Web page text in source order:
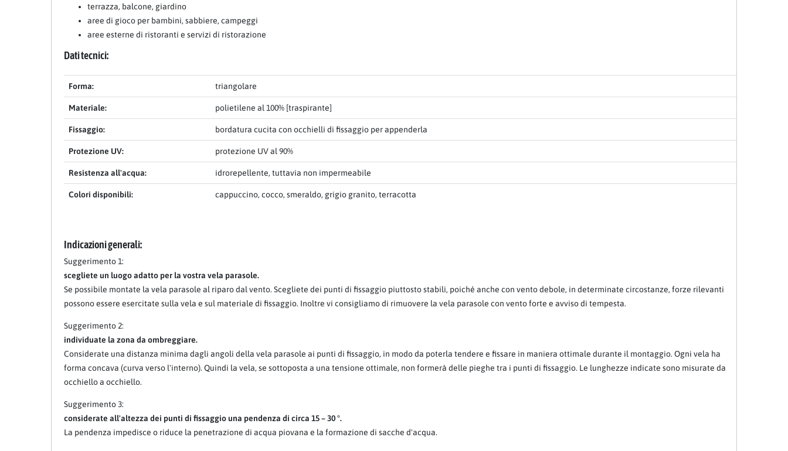
Item 1 of 14
terrazza, balcone, giardino
aree di gioco per bambini, sabbiere, campeggi
aree esterne di ristoranti e servizi di ristorazione
Dati tecnici:
Forma: triangolare
Materiale: polietilene al 100% [traspirante]
Fissaggio: bordatura cucita con occhielli di fissaggio per appenderla
Protezione UV: protezione UV al 90%
Resistenza all'acqua: idrorepellente, tuttavia non impermeabile
Colori disponibili: cappuccino, cocco, smeraldo, grigio granito, terracotta
Indicazioni generali:
Suggerimento 1:
scegliete un luogo adatto per la vostra vela parasole.
Se possibile montate la vela parasole al riparo dal vento. Scegliete dei punti di fissaggio piuttosto stabili, poiché anche con vento debole, in determinate circostanze, forze rilevanti
possono essere esercitate sulla vela e sul materiale di fissaggio. Inoltre vi consigliamo di rimuovere la vela parasole con vento forte e avviso di tempesta.
Suggerimento 2:
individuate la zona da ombreggiare.
Considerate una distanza minima dagli angoli della vela parasole ai punti di fissaggio, in modo da poterla tendere e fissare in maniera ottimale durante il montaggio. Ogni vela ha
forma concava (curva verso l'interno). Quindi la vela, se sottoposta a una tensione ottimale, non formerà delle pieghe tra i punti di fissaggio. Le lunghezze indicate sono misurate da
occhiello a occhiello.
Suggerimento 3:
considerate all'altezza dei punti di fissaggio una pendenza di circa 15 – 30 °.
La pendenza impedisce o riduce la penetrazione di acqua piovana e la formazione di sacche d'acqua.